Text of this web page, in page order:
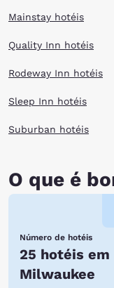
Mainstay hotéis
Quality Inn hotéis
Rodeway Inn hotéis
Sleep Inn hotéis
Suburban hotéis
O que é
Número de hotéis
25 hotéis em
Milwaukee